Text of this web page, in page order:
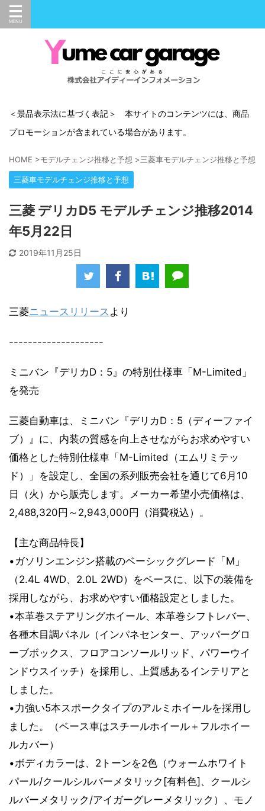
＜景品表示法に基づく表記＞ 本サイトのコンテンツには、商品
プロモーションが含まれている場合があります。
HOME >モデルチェンジ推移と予想 >三菱車モデルチェンジ推移と予想
三菱車モデルチェンジ推移と予想
三菱 デリカD5 モデルチェンジ推移2014
年5月22日
2019年11月25日
三菱ニュースリリース より
--------------------
ミニバン『デリカD：5』の特別仕様車「M-Limited」
を発売
三菱自動車は、ミニバン『デリカD：5（ディーファイ
ブ）』に、内装の質感を向上させながらお求めやすい
価格とした特別仕様車「M-Limited（エムリミテッ
ド）」を設定し、全国の系列販売会社を通じて6月10
日（火）から販売します。メーカー希望小売価格は、
2,488,320円～2,943,000円（消費税込）。
【主な商品特長】
•ガソリンエンジン搭載のベーシックグレード「M」
（2.4L 4WD、2.0L 2WD）をベースに、以下の装備を
採用しながら、お求めやすい価格設定としました。
•本革巻ステアリングホイール、本革巻シフトレバー、
各種木目調パネル（インパネセンター、アッパーグロ
ーブボックス、フロアコンソールリッド、パワーウイ
ンドウスイッチ）を採用し、上質感あるインテリアと
しました。
•力強い5本スポークタイプのアルミホイールを採用し
ました。（ベース車はスチールホイール＋フルホイー
ルカバー）
•ボディカラーは、2トーンを2色（ウォームホワイト
パール/クールシルバーメタリック[有料色]、クールシ
ルバーメタリック/アイガーグレーメタリック）、モノ